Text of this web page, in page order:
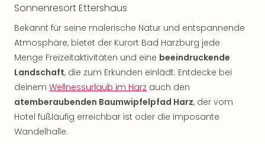
Sonnenresort Ettershaus
Bekannt für seine malerische Natur und entspannende
Atmosphäre, bietet der Kurort Bad Harzburg jede
Menge Freizeitaktivitäten und eine beeindruckende
Landschaft, die zum Erkunden einlädt. Entdecke bei
deinem Wellnessurlaub im Harz auch den
atemberaubenden Baumwipfelpfad Harz, der vom
Hotel fußläufig erreichbar ist oder die imposante
Wandelhalle.